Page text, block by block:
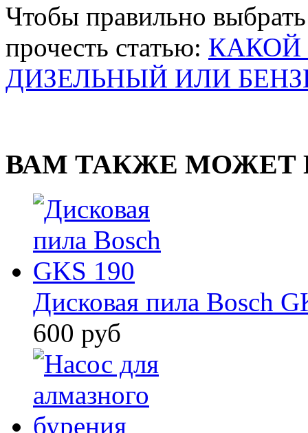
Чтобы правильно
прочесть статью: КАКОЙ
ДИЗЕЛЬНЫЙ ИЛИ
ВАМ ТАКЖЕ МОЖЕТ
Дисковая пила Bosch
600 руб